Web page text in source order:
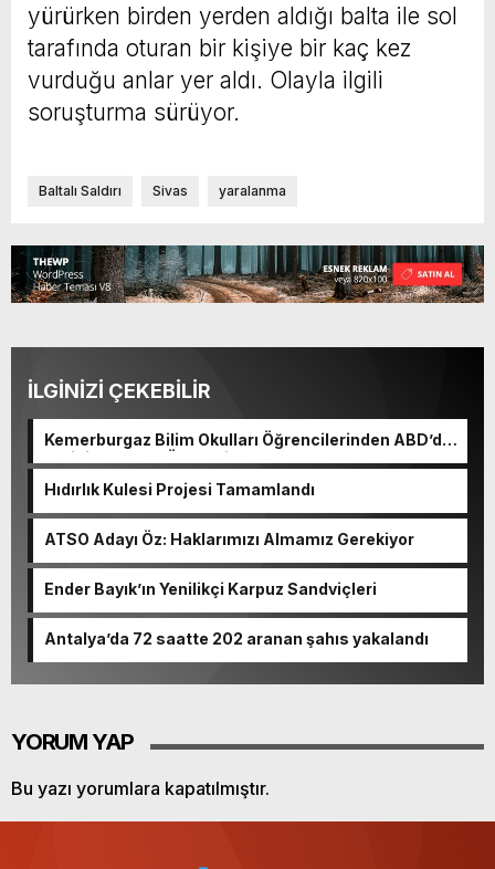
yürürken birden yerden aldığı balta ile sol
tarafında oturan bir kişiye bir kaç kez
vurduğu anlar yer aldı. Olayla ilgili
soruşturma sürüyor.
Baltalı Saldırı Sivas yaralanma
İLGİNİZİ ÇEKEBİLİR
Kemerburgaz Bilim Okulları Öğrencilerinden ABD’de
Tarihi Başarı: 6 Öğrenci 14 Madalya Kazandı
Hıdırlık Kulesi Projesi Tamamlandı
ATSO Adayı Öz: Haklarımızı Almamız Gerekiyor
Ender Bayık’ın Yenilikçi Karpuz Sandviçleri
Antalya’da 72 saatte 202 aranan şahıs yakalandı
YORUM YAP
Bu yazı yorumlara kapatılmıştır.